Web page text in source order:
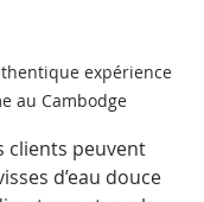
expérience
au Cambodge
clients peuvent
d’eau douce